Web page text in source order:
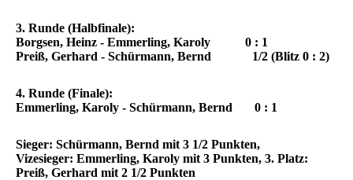
3. Runde (Halbfinale):
Borgsen, Heinz - Emmerling, Karoly
0 : 1
Preiß, Gerhard - Schürmann, Bernd 1/2 (Blitz 0 : 2)
4. Runde (Finale):
Emmerling, Karoly - Schürmann, Bernd 0 : 1
Sieger: Schürmann, Bernd mit 3 1/2 Punkten,
Vizesieger: Emmerling, Karoly mit 3 Punkten, 3. Platz:
Preiß, Gerhard mit 2 1/2 Punkten